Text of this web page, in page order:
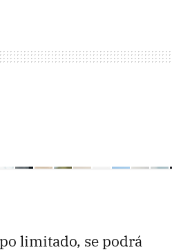
limitado, se podrá